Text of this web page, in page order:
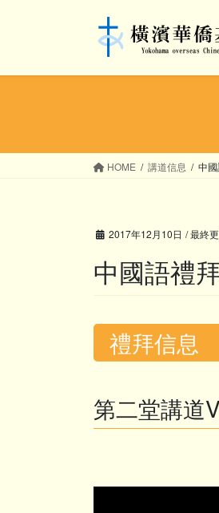
HOME 講道信息 中
2017年12月10日 / 最終
中國語禮
禮拜信息
第二堂講道